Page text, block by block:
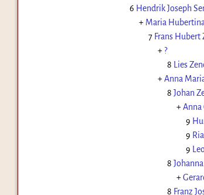
6 Hendrik Joseph
+ Maria
7 Frans Hubert
+ ?
8
Lies
+Anna
8 Johan
+Anna
9
9
9
8
+
8 Franz